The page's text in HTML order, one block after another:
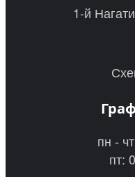
1-й
пн -
пт: